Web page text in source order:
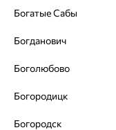
64%
Богатые Сабы
Богданович
Боголюбово
Богородицк
Богородск